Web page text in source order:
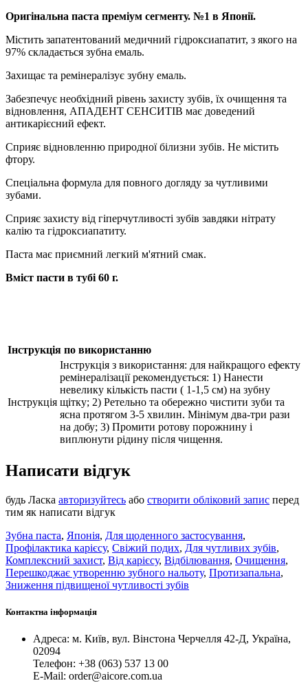
Оригінальна паста преміум сегменту. №1 в Японії.
Містить запатентований медичний гідроксиапатит, з якого на
97% складається зубна емаль.
Захищає та ремінералізує зубну емаль.
Забезпечує необхідний рівень захисту зубів, їх очищення та
відновлення, АПАДЕНТ СЕНСИТІВ має доведений
антикарієсний ефект.
Сприяє відновленню природної білизни зубів. Не містить
фтору.
Спеціальна формула для повного догляду за чутливими
зубами.
Сприяє захисту від гіперчутливості зубів завдяки нітрату
калію та гідроксиапатиту.
Паста має приємний легкий м'ятний смак.
Вміст пасти в тубі 60 г.
Інструкція по використанню
Інструкція
Інструкція з використання: для найкращого ефекту
ремінералізації рекомендується: 1) Нанести
невелику кількість пасти ( 1-1,5 см) на зубну
щітку; 2) Ретельно та обережно чистити зуби та
ясна протягом 3-5 хвилин. Мінімум два-три рази
на добу; 3) Промити ротову порожнину і
виплюнути рідину після чищення.
Написати відгук
будь Ласка авторизуйтесь або створити обліковий запис перед
тим як написати відгук
Зубна паста, Японія, Для щоденного застосування,
Профілактика карієсу, Свіжий подих, Для чутливих зубів,
Комплексний захист, Від карієсу, Відбілювання, Очищення,
Перешкоджає утворенню зубного нальоту, Протизапальна,
Зниження підвищеної чутливості зубів
Контактна інформація
Адреса: м. Київ, вул. Вінстона Черчелля 42-Д, Україна,
02094
Телефон: +38 (063) 537 13 00
Е-Mail: order@aicore.com.ua